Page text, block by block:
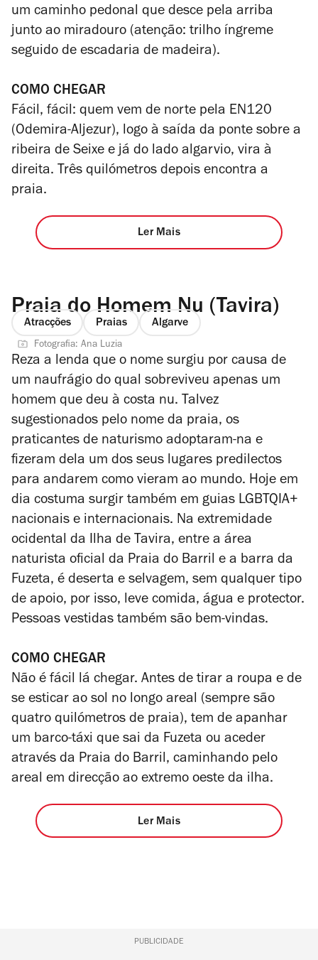
um caminho pedonal que desce pela arriba
junto ao miradouro (atenção: trilho íngreme
seguido de escadaria de madeira).
COMO CHEGAR
Fácil, fácil: quem vem de norte pela EN120
(Odemira-Aljezur), logo à saída da ponte sobre a
ribeira de Seixe e já do lado algarvio, vira à
direita. Três quilómetros depois encontra a
praia.
Ler Mais
Praia do Homem Nu (Tavira)
Atracções Praias Algarve
Fotografia: Ana Luzia
Reza a lenda que o nome surgiu por causa de
um naufrágio do qual sobreviveu apenas um
homem que deu à costa nu. Talvez
sugestionados pelo nome da praia, os
praticantes de naturismo adoptaram-na e
fizeram dela um dos seus lugares predilectos
para andarem como vieram ao mundo. Hoje em
dia costuma surgir também em guias LGBTQIA+
nacionais e internacionais. Na extremidade
ocidental da Ilha de Tavira, entre a área
naturista oficial da Praia do Barril e a barra da
Fuzeta, é deserta e selvagem, sem qualquer tipo
de apoio, por isso, leve comida, água e protector.
Pessoas vestidas também são bem-vindas.
COMO CHEGAR
Não é fácil lá chegar. Antes de tirar a roupa e de
se esticar ao sol no longo areal (sempre são
quatro quilómetros de praia), tem de apanhar
um barco-táxi que sai da Fuzeta ou aceder
através da Praia do Barril, caminhando pelo
areal em direcção ao extremo oeste da ilha.
Ler Mais
PUBLICIDADE